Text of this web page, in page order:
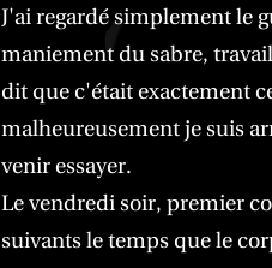
J'ai regardé simplement le
maniement du sabre,
dit que c'était exactement
malheureusement je suis
venir essayer.
Le vendredi soir, premier
suivants le temps que le